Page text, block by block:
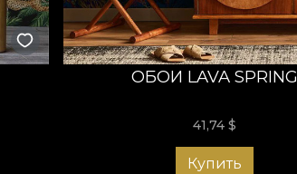
ОБОИ LAVA SPRING
41,74$
Купить